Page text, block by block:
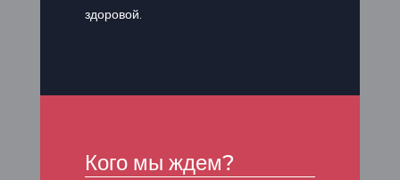
здоровой.
Кого мы ждем?